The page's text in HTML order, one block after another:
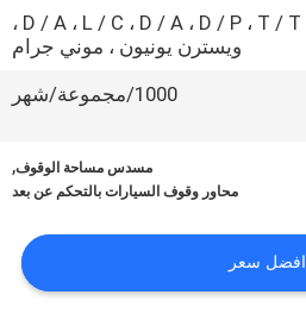
D / A ، L / C ، D / A ، D / P ، T / T ،
ويسترن يونيون ، موني جرام
1000/مجموعة/شهر
مسدس مساحة الوقوف,
محاور وقوف السيارات بالتحكم عن بعد
افضل سعر